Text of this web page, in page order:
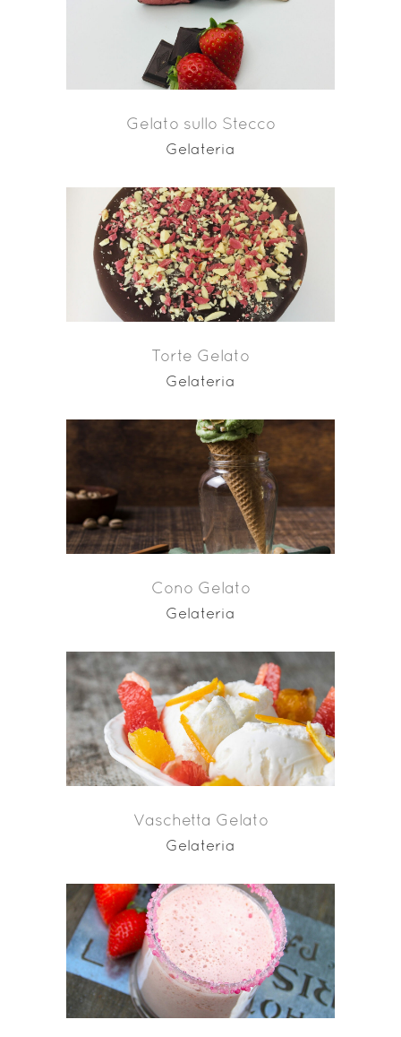
Gelato sullo Stecco
Gelateria
Torte Gelato
Gelateria
Cono Gelato
Gelateria
Vaschetta Gelato
Gelateria